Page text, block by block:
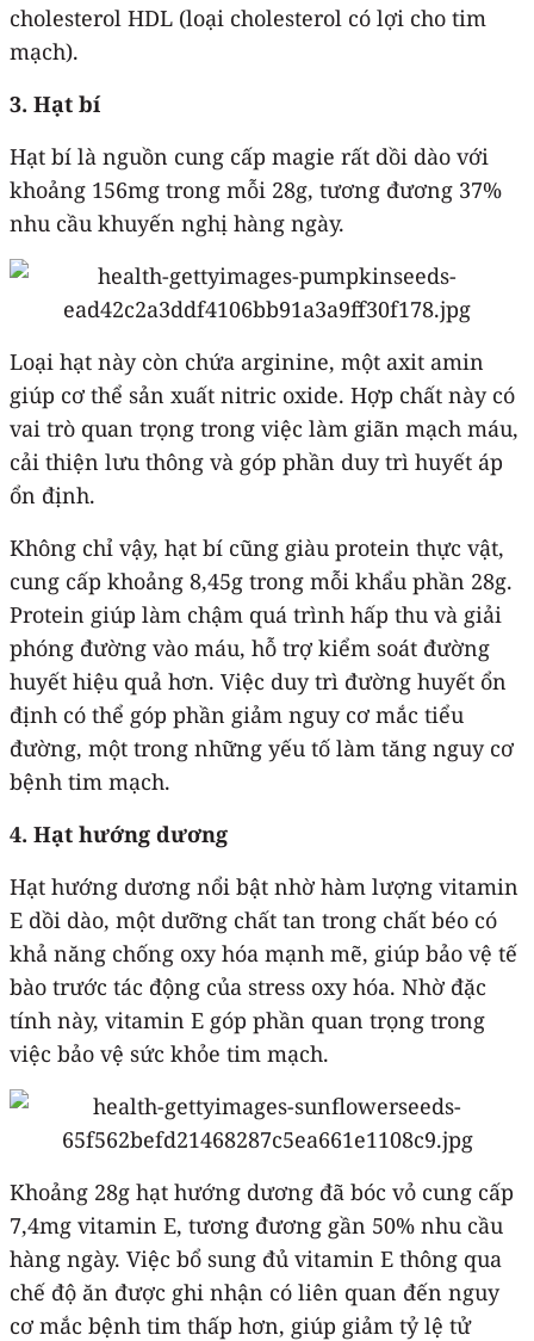
cholesterol HDL (loại cholesterol có lợi cho tim
mạch).
3. Hạt bí
Hạt bí là nguồn cung cấp magie rất dồi dào với
khoảng 156mg trong mỗi 28g, tương đương 37%
nhu cầu khuyến nghị hàng ngày.
Loại hạt này còn chứa arginine, một axit amin
giúp cơ thể sản xuất nitric oxide. Hợp chất này có
vai trò quan trọng trong việc làm giãn mạch máu,
cải thiện lưu thông và góp phần duy trì huyết áp
ổn định.
Không chỉ vậy, hạt bí cũng giàu protein thực vật,
cung cấp khoảng 8,45g trong mỗi khẩu phần 28g.
Protein giúp làm chậm quá trình hấp thu và giải
phóng đường vào máu, hỗ trợ kiểm soát đường
huyết hiệu quả hơn. Việc duy trì đường huyết ổn
định có thể góp phần giảm nguy cơ mắc tiểu
đường, một trong những yếu tố làm tăng nguy cơ
bệnh tim mạch.
4. Hạt hướng dương
Hạt hướng dương nổi bật nhờ hàm lượng vitamin
E dồi dào, một dưỡng chất tan trong chất béo có
khả năng chống oxy hóa mạnh mẽ, giúp bảo vệ tế
bào trước tác động của stress oxy hóa. Nhờ đặc
tính này, vitamin E góp phần quan trọng trong
việc bảo vệ sức khỏe tim mạch.
Khoảng 28g hạt hướng dương đã bóc vỏ cung cấp
7,4mg vitamin E, tương đương gần 50% nhu cầu
hàng ngày. Việc bổ sung đủ vitamin E thông qua
chế độ ăn được ghi nhận có liên quan đến nguy
cơ mắc bệnh tim thấp hơn, giúp giảm tỷ lệ tử